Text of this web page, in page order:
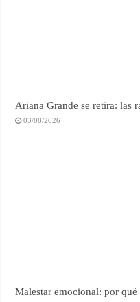
Ariana Grande se retira: las
03/08/2026
Malestar emocional: por